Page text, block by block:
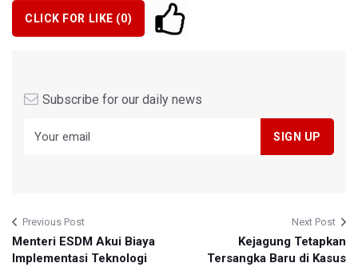
CLICK FOR LIKE (0)
Subscribe for our daily news
Previous Post
Menteri ESDM Akui Biaya
Implementasi Teknologi
Next Post
Kejagung Tetapkan
Tersangka Baru di Kasus